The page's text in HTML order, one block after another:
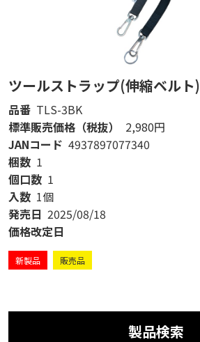
ツールストラップ(伸縮ベルト)
品番 TLS-3BK
標準販売価格（税抜）
2,980円
JANコード 4937897077340
梱数 1
個口数 1
入数 1個
発売日 2025/08/18
価格改定日
新製品 販売品
製品検索